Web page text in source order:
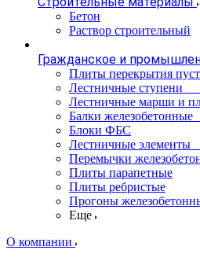
Бетон
Раствор строительный
Гражданское и
Плиты перекрытия
Лестничные ступени
Лестничные марши и
Балки железобетонные
Блоки ФБС
Лестничные элементы
Перемычки
Плиты парапетные
Плиты ребристые
Прогоны
Еще
О компании